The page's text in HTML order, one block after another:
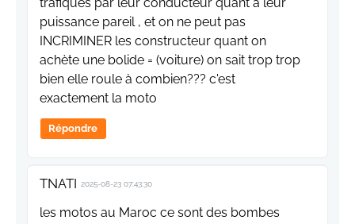
puissance pareil , et on ne peut pas
INCRIMINER les constructeur quant on
achète une bolide = (voiture) on sait trop trop
bien elle roule à combien??? c'est
exactement la moto
Répondre
TNATI 2025-08-23 07:43:30
les motos au Maroc ce sont des bombes